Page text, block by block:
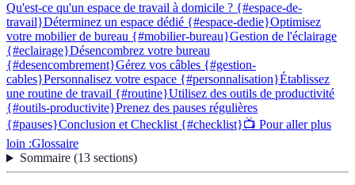
Qu'est-ce qu'un espace de travail à domicile ? {#espace-de-
travail}Déterminez un espace dédié {#espace-dedie}Optimisez
votre mobilier de bureau {#mobilier-bureau}Gestion de l'éclairage
{#eclairage}Désencombrez votre bureau
{#desencombrement}Gérez vos câbles {#gestion-
cables}Personnalisez votre espace {#personnalisation}Établissez
une routine de travail {#routine}Utilisez des outils de productivité
{#outils-productivite}Prenez des pauses régulières
{#pauses}Conclusion et Checklist {#checklist}📺 Pour aller plus
loin :Glossaire
Sommaire(13 sections)